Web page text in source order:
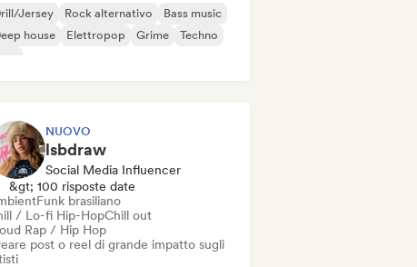
Jersey Rock alternativo
Bass music
house
Elettropop Grime
Techno
NUOVO
lsbdraw
Social Media Influencer
&gt; 100 risposte date
Funk brasiliano
/ Lo-fi Hip-HopChill out
Rap / Hip Hop
post o reel di grande impatto sugli